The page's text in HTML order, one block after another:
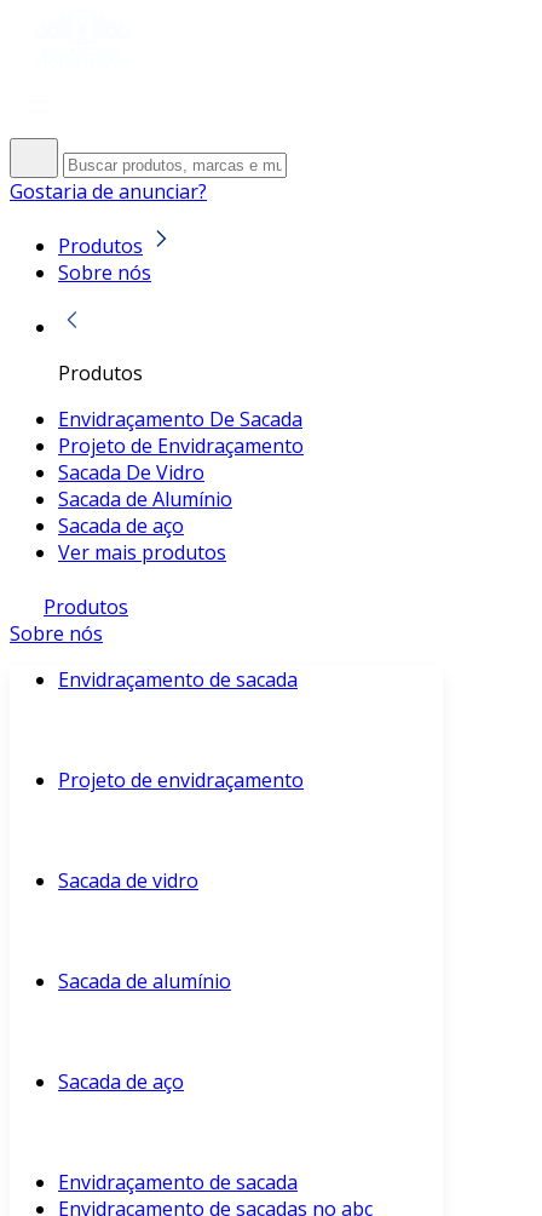
Gostaria de anunciar?
Produtos
Sobre nós
Produtos
Envidraçamento De Sacada
Projeto de Envidraçamento
Sacada De Vidro
Sacada de Alumínio
Sacada de aço
Ver mais produtos
Produtos
Sobre nós
Envidraçamento de sacada
Projeto de envidraçamento
Sacada de vidro
Sacada de alumínio
Sacada de aço
Envidraçamento de sacada
Envidraçamento de sacadas no abc